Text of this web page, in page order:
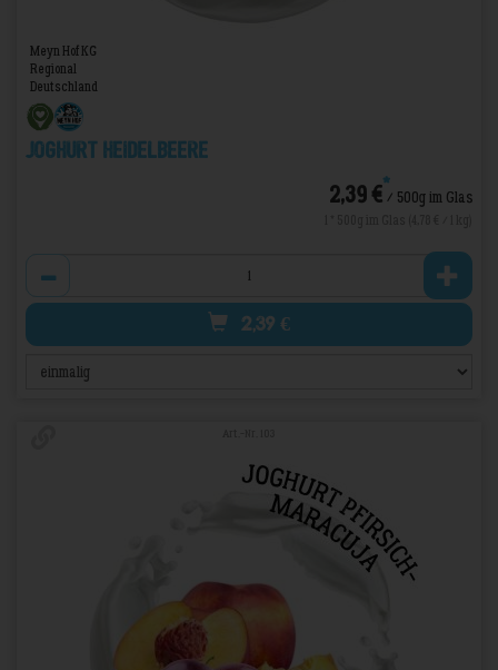
Meyn Hof KG
Regional
Deutschland
Joghurt Heidelbeere
2,39 €*/ 500g im Glas
2,39 €